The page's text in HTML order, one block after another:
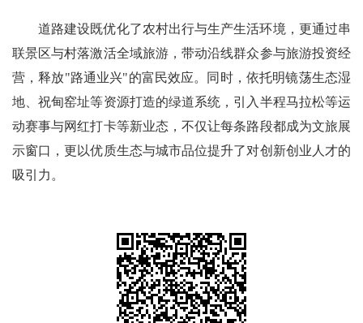
道路建设既优化了农村出行与生产生活环境，更通过串
联景区与村落激活全域旅游，带动沿线群众参与旅游投资经
营，释放"路通业兴"的富民效应。同时，依托明镜荡生态湿
地、祝甸窑址等资源打造的绿道系统，引入半程马拉松等运
动赛事与网红打卡等新业态，不仅让每条路段都成为文旅展
示窗口，更以优质生态与城市品位提升了对创新创业人才的
吸引力。